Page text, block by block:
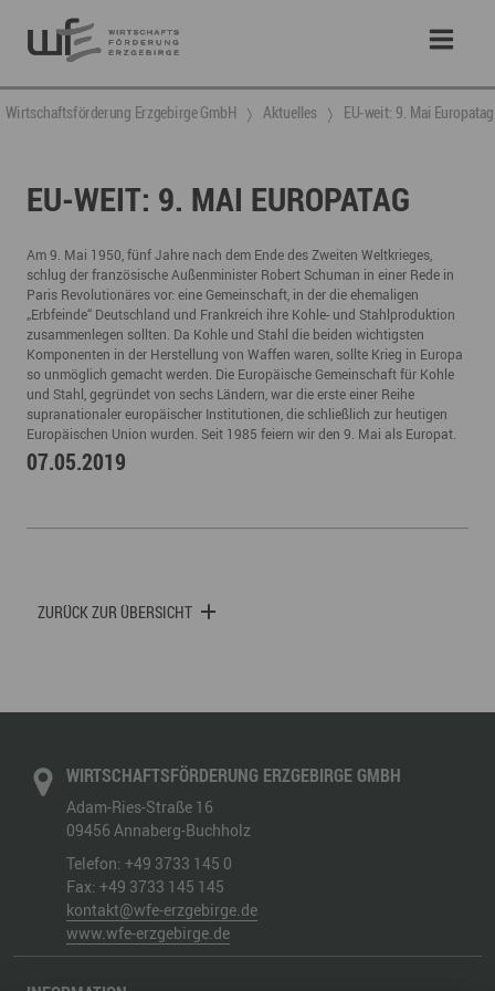
Wirtschaftsförderung Erzgebirge GmbH Aktuelles EU-weit: 9. Mai Europatag
EU-WEIT: 9. MAI EUROPATAG
Am 9. Mai 1950, fünf Jahre nach dem Ende des Zweiten Weltkrieges,
schlug der französische Außenminister Robert Schuman in einer Rede in
Paris Revolutionäres vor: eine Gemeinschaft, in der die ehemaligen
„Erbfeinde“ Deutschland und Frankreich ihre Kohle- und Stahlproduktion
zusammenlegen sollten. Da Kohle und Stahl die beiden wichtigsten
Komponenten in der Herstellung von Waffen waren, sollte Krieg in Europa
so unmöglich gemacht werden. Die Europäische Gemeinschaft für Kohle
und Stahl, gegründet von sechs Ländern, war die erste einer Reihe
supranationaler europäischer Institutionen, die schließlich zur heutigen
Europäischen Union wurden. Seit 1985 feiern wir den 9. Mai als Europat.
07.05.2019
ZURÜCK ZUR ÜBERSICHT
WIRTSCHAFTSFÖRDERUNG ERZGEBIRGE GMBH
Adam-Ries-Straße 16
09456 Annaberg-Buchholz
Telefon: +49 3733 145 0
Fax: +49 3733 145 145
kontakt@wfe-erzgebirge.de
www.wfe-erzgebirge.de